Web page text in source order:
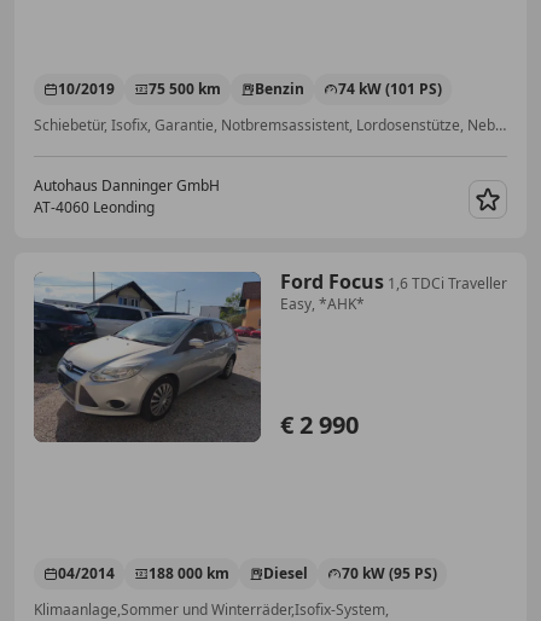
10/2019 75 500 km Benzin
74 kW (101 PS)
Schiebetür, Isofix, Garantie, Notbremsassistent, Lordosenstütze, Nebelscheinwerfer, Beifahrerairbag, Multifunktionslenkrad
Autohaus Danninger GmbH
AT-4060 Leonding
Ford Focus 1,6 TDCi Traveller
Easy, *AHK*
€ 2 990
04/2014 188 000 km Diesel
70 kW (95 PS)
Klimaanlage,Sommer und Winterräder,Isofix-System,